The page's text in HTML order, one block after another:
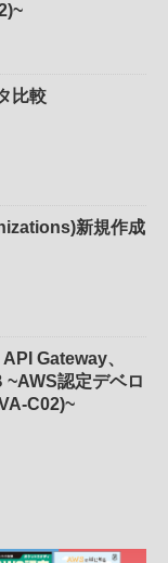
比較
新規作成
Gateway、
認定デベロ
C02)~